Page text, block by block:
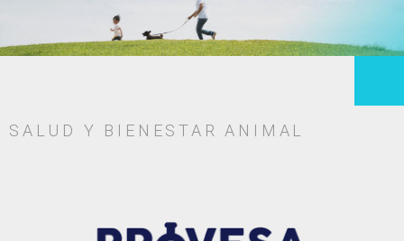
SALUD Y BIENESTAR ANIMAL